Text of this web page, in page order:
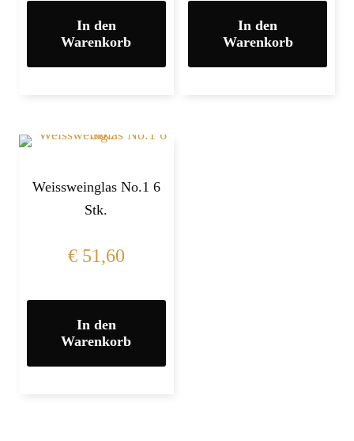
In den
Warenkorb
In den
Warenkorb
Weissweinglas No.1 6
Stk.
€51,60
In den
Warenkorb